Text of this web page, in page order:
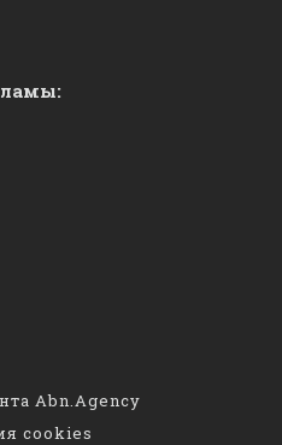
Abn.Agency
cookies